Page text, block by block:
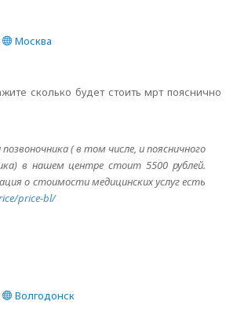
Москва
сколько будет стоить мрт пояснично
( в том числе, и поясничного
в нашем центре стоит 5500 рублей.
о стоимости медицинских услуг есть
price-bl/
Волгодонск